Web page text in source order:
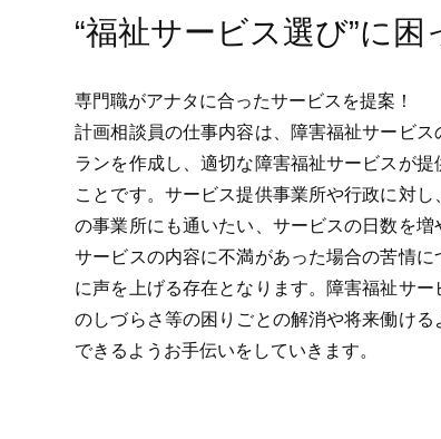
“福祉サービス選び”に困
専門職がアナタに合ったサービスを提案！
計画相談員の仕事内容は、障害福祉サービ
ランを作成し、適切な障害福祉サービスが
ことです。サービス提供事業所や行政に対
の事業所にも通いたい、サービスの日数を増
サービスの内容に不満があった場合の苦情
に声を上げる存在となります。障害福祉サ
のしづらさ等の困りごとの解消や将来働け
できるようお手伝いをしていきます。